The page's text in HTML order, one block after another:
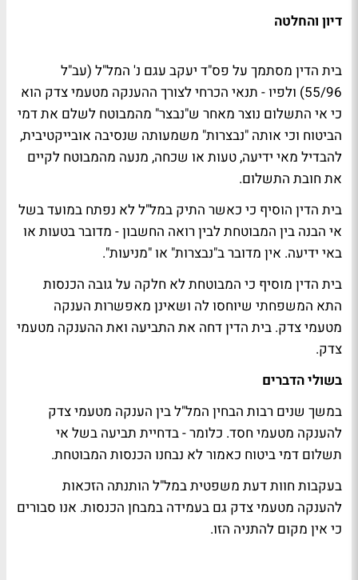
דיון והחלטה
בית הדין מסתמך על פס"ד יעקב עגם נ' המל"ל (עב"ל
55/96) ולפיו - תנאי הכרחי לצורך ההענקה מטעמי צדק הוא
כי אי התשלום נוצר מאחר ש"נבצר" מהמבוטח לשלם את דמי
הביטוח וכי אותה "נבצרות" משמעותה שנסיבה אובייקטיבית,
להבדיל מאי ידיעה, טעות או שכחה, מנעה מהמבוטח לקיים
את חובת התשלום.
בית הדין הוסיף כי כאשר התיק במל"ל לא נפתח במועד בשל
אי הבנה בין המבוטחת לבין רואה החשבון - מדובר בטעות או
באי ידיעה. אין מדובר ב"נבצרות" או "מניעות".
בית הדין מוסיף כי המבוטחת לא חלקה על גובה הכנסות
התא המשפחתי שיוחסו לה ושאינן מאפשרות הענקה
מטעמי צדק. בית הדין דחה את התביעה ואת ההענקה מטעמי
צדק.
בשולי הדברים
במשך שנים רבות הבחין המל"ל בין הענקה מטעמי צדק
להענקה מטעמי חסד. כלומר - בדחיית תביעה בשל אי
תשלום דמי ביטוח כאמור לא נבחנו הכנסות המבוטחת.
בעקבות חוות דעת משפטית במל"ל הותנתה הזכאות
להענקה מטעמי צדק גם בעמידה במבחן הכנסות. אנו סבורים
כי אין מקום להתניה הזו.